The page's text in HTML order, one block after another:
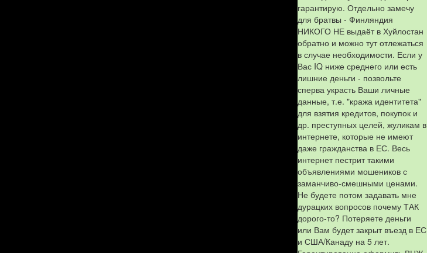
гарантирую. Отдельно замечу
для братвы - Финляндия
НИКОГО НЕ выдаёт в Хуйлостан
обратно и можно тут отлежаться
в случае необходимости. Если у
Вас IQ ниже среднего или есть
лишние деньги - позвольте
сперва украсть Ваши личные
данные, т.е. "кража идентитета"
для взятия кредитов, покупок и
др. преступных целей, жуликам в
интернете, которые не имеют
даже гражданства в ЕС. Весь
интернет пестрит такими
объявлениями мошеников с
заманчиво-смешными ценами.
Не будете потом задавать мне
дурацких вопросов почему ТАК
дорого-то? Потеряете деньги
или Вам будет закрыт въезд в ЕС
и США/Канаду на 5 лет.